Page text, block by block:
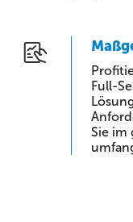
Full-
Sie im